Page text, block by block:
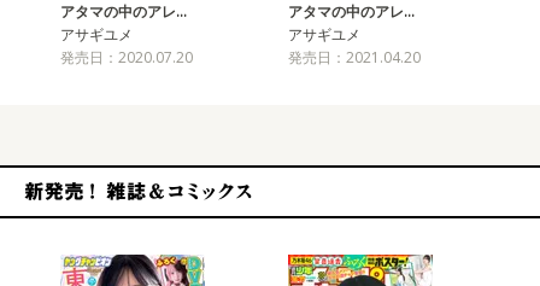
アタマの中のアレ…
アサギユメ
発売日：2020.07.20
アタマの中のアレ…
アサギユメ
発売日：2021.04.20